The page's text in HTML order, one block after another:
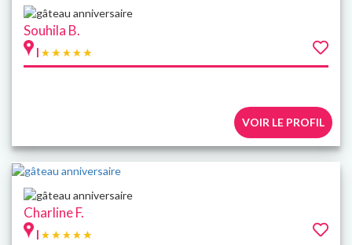
Souhila B.
|
VOIR LE PROFIL
Charline F.
|